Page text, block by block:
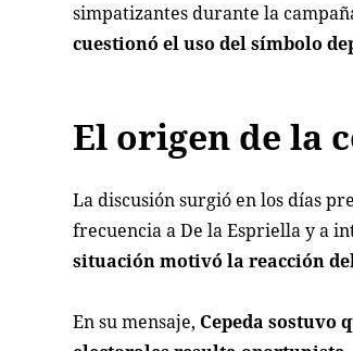
simpatizantes durante la
cuestionó el uso del símbolo
El origen de la
La discusión surgió en los días
frecuencia a De la Espriella y a
situación motivó la reacción
En su mensaje, Cepeda sostuvo